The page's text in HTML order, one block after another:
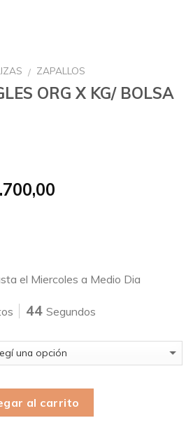
/ ZAPALLOS
ORG X KG/ BOLSA
el Miercoles a Medio Dia
44 Segundos
al carrito